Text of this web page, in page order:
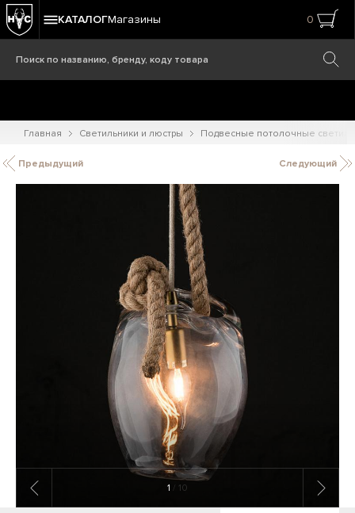
КАТАЛОГМагазины 0
Главная Светильники и люстры Подвесные потолочные
Предыдущий Следующий
1 / 10